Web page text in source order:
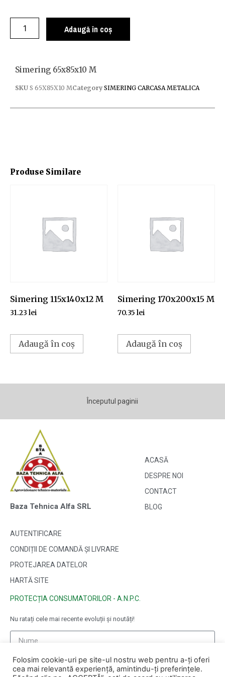
Adaugă în coș
Produse Similare
Simering 115x140x12 M
31.23 lei
Adaugă în coș
Simering 170x200x15 M
70.35 lei
Adaugă în coș
Simering 65x85x10 M
SKU S 65X85X10 MCategory SIMERING CARCASA METALICA
Începutul paginii
Baza Tehnica Alfa SRL
ACASĂ
DESPRE NOI
CONTACT
BLOG
AUTENTIFICARE
CONDIȚII DE COMANDĂ ȘI LIVRARE
PROTEJAREA DATELOR
HARTĂ SITE
PROTECȚIA CONSUMATORILOR - A.N.P.C.
Nu ratați cele mai recente evoluții și noutăți!
Folosim cookie-uri pe site-ul nostru web pentru a-ți oferi
cea mai relevantă experiență, amintindu-ți preferințele.